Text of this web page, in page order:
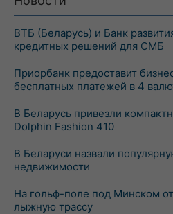
ВТБ (Беларусь) и Банк
кредитных решений для СМБ
Приорбанк предоставит
бесплатных платежей в 4
В Беларусь привезли
Dolphin Fashion 410
В Беларуси назвали
недвижимости
На гольф-поле под Минском
лыжную трассу